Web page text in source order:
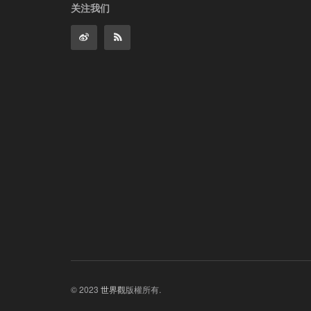
关注我们
© 2023 世界觀版權所有.